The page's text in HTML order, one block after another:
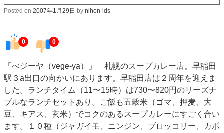
Posted on 2007年1月29日 by nihon-ids
0 0
「べジーヤ（vege-ya）」 札幌のスープカレー店。早稲田
駅３a出口の向かいにあります。早稲田店は２周年を迎えま
した。ランチタイム（11〜15時）は730〜820円のリーズナ
ブルなランチセットあり。ご飯も五穀米（ゴマ、押麦、大
豆、キアス、玄米）でコクのあるスープカレーにすごく合い
ます。１０種（ジャガイモ、ニンジン、ブロッコリー、カボ